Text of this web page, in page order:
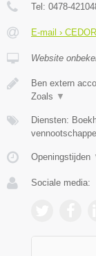
Tel: 0478-
E-mail ›
Website
Ben extern
Zoals ▼
Diensten:
Openingstijden
Sociale media: